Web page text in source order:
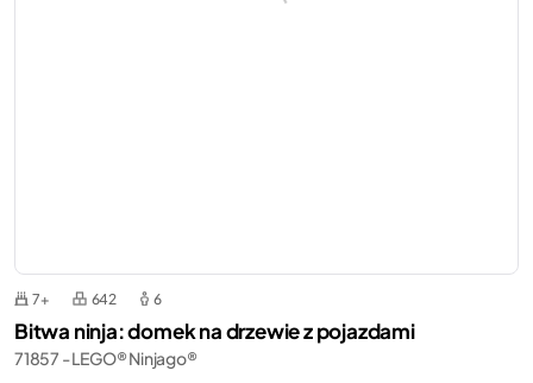
7+ 642 6
Bitwa ninja: domek na drzewie z pojazdami
71857 - LEGO® Ninjago®